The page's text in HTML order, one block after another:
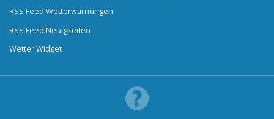
RSS Feed Wetterwarnungen
RSS Feed Neuigkeiten
Wetter Widget